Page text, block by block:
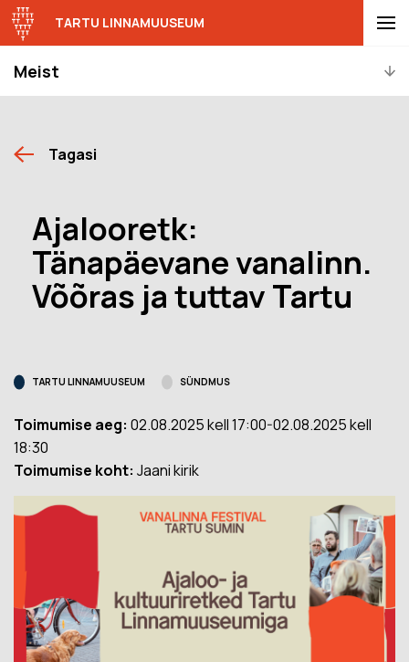
Meist
TARTU LINNAMUUSEUM
Tagasi
Ajalooretk:
Tänapäevane vanalinn.
Võõras ja tuttav Tartu
TARTU LINNAMUUSEUM SÜNDMUS
Toimumise aeg: 02.08.2025 kell 17:00-02.08.2025 kell
18:30
Toimumise koht: Jaani kirik